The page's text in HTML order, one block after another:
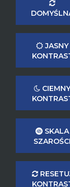
JASNY
SKALA
SZAROŚCI